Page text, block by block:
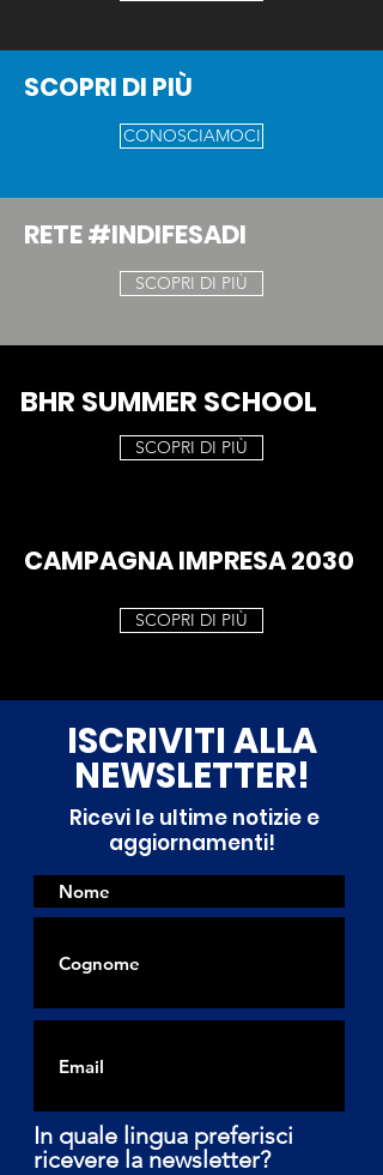
SCOPRI DI PIÙ
CONOSCIAMOCI
RETE #INDIFESADI
SCOPRI DI PIÙ
BHR SUMMER SCHOOL
SCOPRI DI PIÙ
CAMPAGNA IMPRESA 2030
SCOPRI DI PIÙ
ISCRIVITI ALLA
NEWSLETTER!
Ricevi le ultime notizie e
aggiornamenti!
In quale lingua preferisci
ricevere la newsletter?